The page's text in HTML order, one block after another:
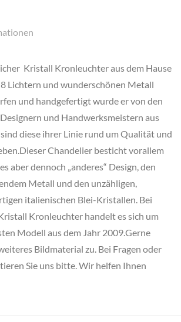
Kristall Kronleuchter aus dem Hause
Lichtern und wunderschönen Metall
und handgefertigt wurde er von den
und Handwerksmeistern aus
diese ihrer Linie rund um Qualität und
Chandelier besticht vorallem
aber dennoch „anderes“ Design, den
Metall und den unzähligen,
italienischen Blei-Kristallen. Bei
Kronleuchter handelt es sich um
Modell aus dem Jahr 2009.Gerne
Bildmaterial zu. Bei Fragen oder
Sie uns bitte. Wir helfen Ihnen